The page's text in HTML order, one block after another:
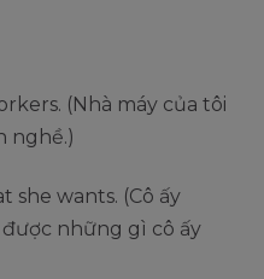
(Nhà máy của tôi
nghề.)
she wants. (Cô ấy
những gì cô ấy